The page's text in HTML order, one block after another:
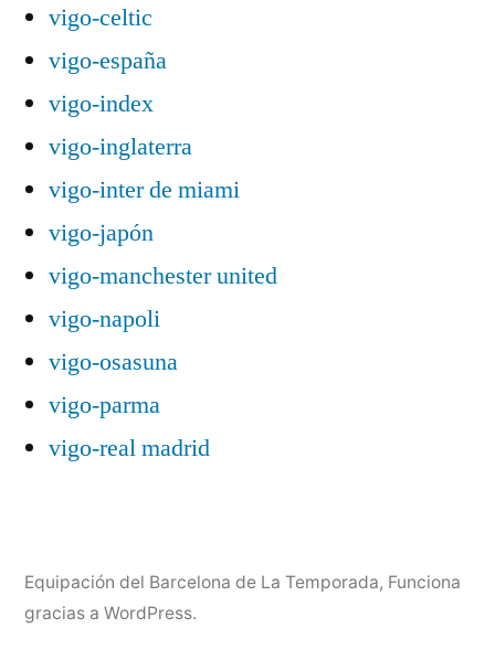
vigo-celtic
vigo-españa
vigo-index
vigo-inglaterra
vigo-inter de miami
vigo-japón
vigo-manchester united
vigo-napoli
vigo-osasuna
vigo-parma
vigo-real madrid
Equipación del Barcelona de La Temporada, Funciona
gracias a WordPress.